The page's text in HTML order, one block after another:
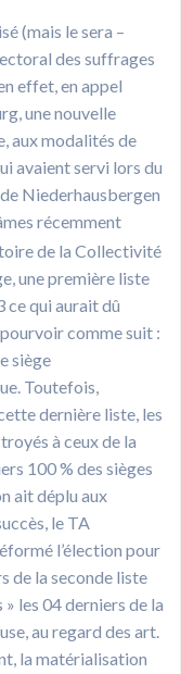
(mais le sera –
des suffrages
effet, en appel
une nouvelle
aux modalités de
avaient servi lors du
Niederhausbergen
récemment
de la Collectivité
une première liste
ce qui aurait dû
comme suit :
siège
Toutefois,
dernière liste, les
à ceux de la
100 % des sièges
ait déplu aux
le TA
l’élection pour
de la seconde liste
les 04 derniers de la
au regard des art.
la matérialisation